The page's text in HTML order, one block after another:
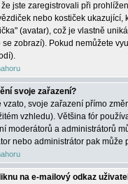
že jste zaregistrovali při
nebo kostiček ukazující,
(avatar), což je vlastně
zobrazí). Pokud nemůžete
svoje zařazení?
vzato, svoje zařazení přímo
vzhledu). Většina fór
moderátorů a administrátorů
nebo administrátor pak může
na e-mailový odkaz